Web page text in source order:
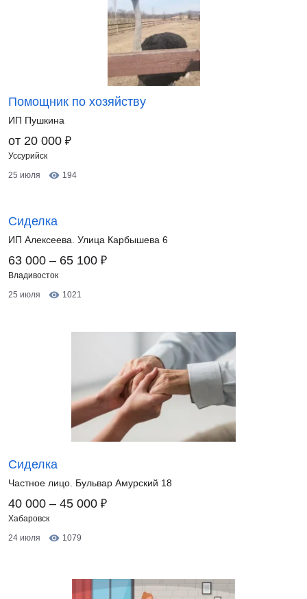
Помощник по хозяйству
ИП Пушкина
от 20 000 ₽
Уссурийск
25 июля
194
Сиделка
ИП Алексеева. Улица Карбышева 6
63 000 – 65 100 ₽
Владивосток
25 июля
1021
Сиделка
Частное лицо. Бульвар Амурский 18
40 000 – 45 000 ₽
Хабаровск
24 июля
1079